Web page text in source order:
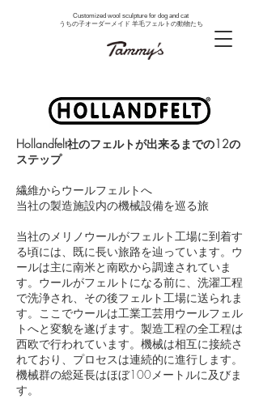
Customized wool sculpture for dog and cat
うちの子オーダーメイド 羊毛フェルトの動物たち
Hollandfelt社のフェルトが出来るまでの12の
ステップ
繊維からウールフェルトへ
当社の製造施設内の機械設備を巡る旅
当社のメリノウールがフェルト工場に到着す
る頃には、既に長い旅路を辿っています。ウ
ールは主に南米と南欧から調達されていま
す。ウールがフェルトになる前に、洗濯工程
で洗浄され、その後フェルト工場に送られま
す。ここでウールは工業工芸用ウールフェル
トへと変貌を遂げます。製造工程の全工程は
西欧で行われています。機械は相互に接続さ
れており、プロセスは連続的に進行します。
機械群の総延長はほぼ100メートルに及びま
す。